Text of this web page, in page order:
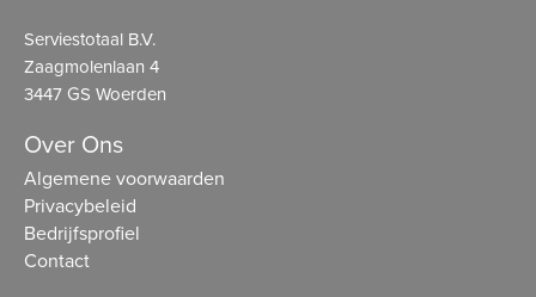
Serviestotaal B.V.
Zaagmolenlaan 4
3447 GS Woerden
Over Ons
Algemene voorwaarden
Privacybeleid
Bedrijfsprofiel
Contact